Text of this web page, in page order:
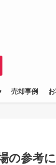
売却事例
の参考に